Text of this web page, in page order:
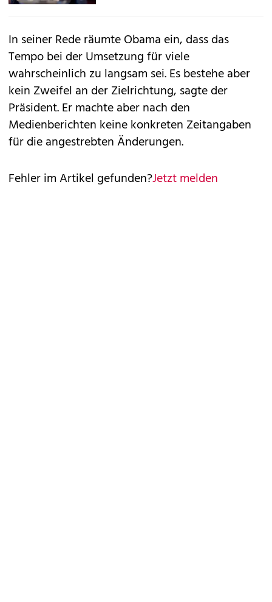
In seiner Rede räumte Obama ein, dass das
Tempo bei der Umsetzung für viele
wahrscheinlich zu langsam sei. Es bestehe aber
kein Zweifel an der Zielrichtung, sagte der
Präsident. Er machte aber nach den
Medienberichten keine konkreten Zeitangaben
für die angestrebten Änderungen.
Fehler im Artikel gefunden?Jetzt melden